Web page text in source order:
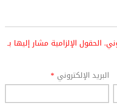
الحقول الإلزامية مشار إليها بـ
البريد الإلكتروني *